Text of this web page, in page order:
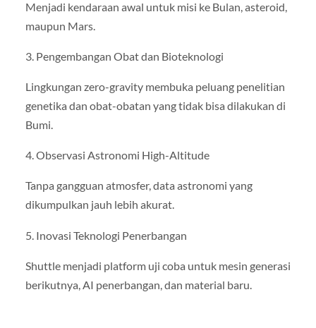
Menjadi kendaraan awal untuk misi ke Bulan, asteroid,
maupun Mars.
3. Pengembangan Obat dan Bioteknologi
Lingkungan zero-gravity membuka peluang penelitian
genetika dan obat-obatan yang tidak bisa dilakukan di
Bumi.
4. Observasi Astronomi High-Altitude
Tanpa gangguan atmosfer, data astronomi yang
dikumpulkan jauh lebih akurat.
5. Inovasi Teknologi Penerbangan
Shuttle menjadi platform uji coba untuk mesin generasi
berikutnya, AI penerbangan, dan material baru.